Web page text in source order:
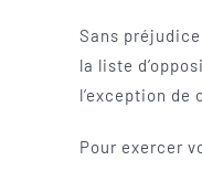
Sans
la liste
l’exception de
Pour exercer